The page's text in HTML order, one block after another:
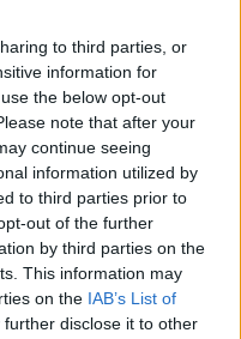
to third parties, or
information for
the below opt-out
note that after your
continue seeing
information utilized by
to third parties prior to
out of the further
by third parties on the
This information may
on the IAB’s List of
further disclose it to other
pse le s težavo
psa brez
Velika verjetnost je,
iz pasje farme.
da vam bo
psa z rodovnikom ali